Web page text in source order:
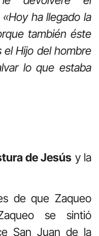
ha llegado la
también éste
el Hijo del hombre
lo que estaba
de Jesús y la
de que Zaqueo
se sintió
San Juan de la